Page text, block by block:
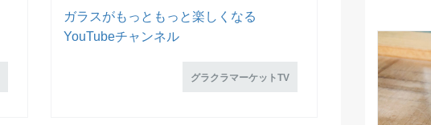
ガラスがもっともっと楽しくなる
YouTubeチャンネル
グラクラマーケットTV